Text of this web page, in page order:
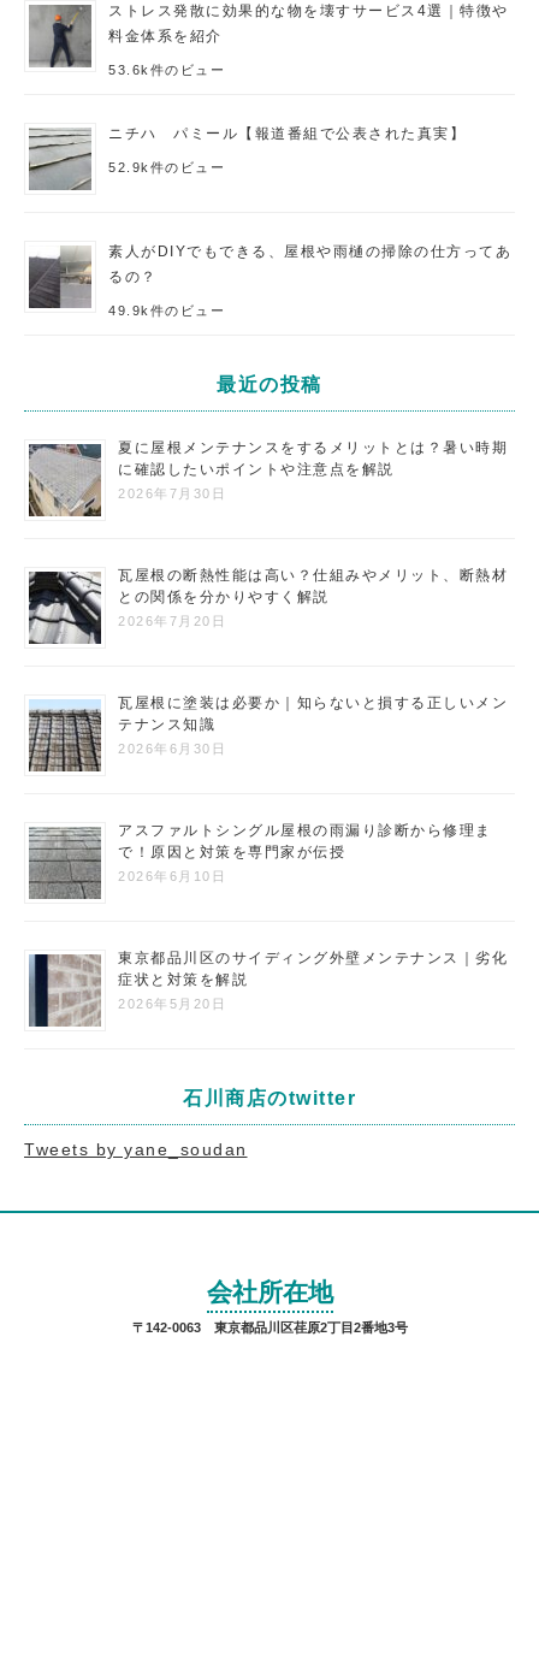
ストレス発散に効果的な物を壊すサービス4選｜特徴や
料金体系を紹介
53.6k件のビュー
ニチハ パミール【報道番組で公表された真実】
52.9k件のビュー
素人がDIYでもできる、屋根や雨樋の掃除の仕方ってあ
るの？
49.9k件のビュー
最近の投稿
夏に屋根メンテナンスをするメリットとは？暑い時期
に確認したいポイントや注意点を解説
2026年7月30日
瓦屋根の断熱性能は高い？仕組みやメリット、断熱材
との関係を分かりやすく解説
2026年7月20日
瓦屋根に塗装は必要か｜知らないと損する正しいメン
テナンス知識
2026年6月30日
アスファルトシングル屋根の雨漏り診断から修理ま
で！原因と対策を専門家が伝授
2026年6月10日
東京都品川区のサイディング外壁メンテナンス｜劣化
症状と対策を解説
2026年5月20日
石川商店のtwitter
Tweets by yane_soudan
会社所在地
〒142-0063 東京都品川区荏原2丁目2番地3号